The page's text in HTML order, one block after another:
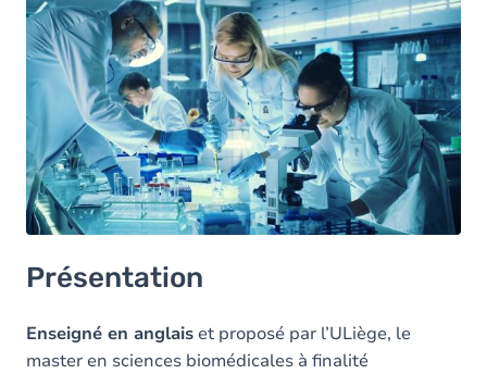
Pourquoi choisir ce programme ?
Vos objectifs
Les autres masters en sciences biomédicales
Présentation
Enseigné en anglais et proposé par l’ULiège, le
master en sciences biomédicales à finalité